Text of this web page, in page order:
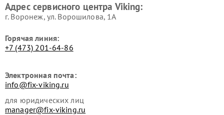
Адрес сервисного центра Viking:
г. Воронеж, ул. Ворошилова, 1А
Горячая линия:
+7 (473) 201-64-86
Электронная почта:
info@fix-viking.ru
для юридических лиц
manager@fix-viking.ru